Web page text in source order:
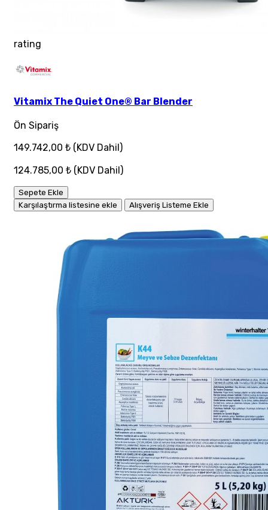
rating
Vitamix The Quiet One® Bar Blender
Ön Sipariş
149.742,00 ₺ (KDV Dahil)
124.785,00 ₺ (KDV Dahil)
Sepete Ekle
Karşılaştırma listesine ekle
Alışveriş Listeme Ekle